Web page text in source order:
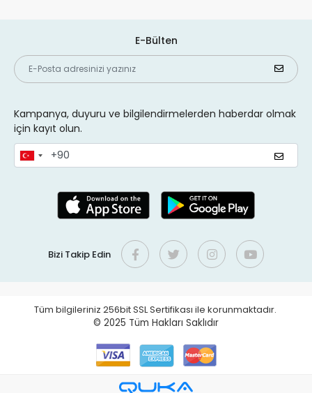
E-Bülten
Kampanya, duyuru ve bilgilendirmelerden haberdar olmak
için kayıt olun.
Bizi Takip Edin
Tüm bilgileriniz 256bit SSL Sertifikası ile korunmaktadır.
© 2025 Tüm Hakları Saklıdır